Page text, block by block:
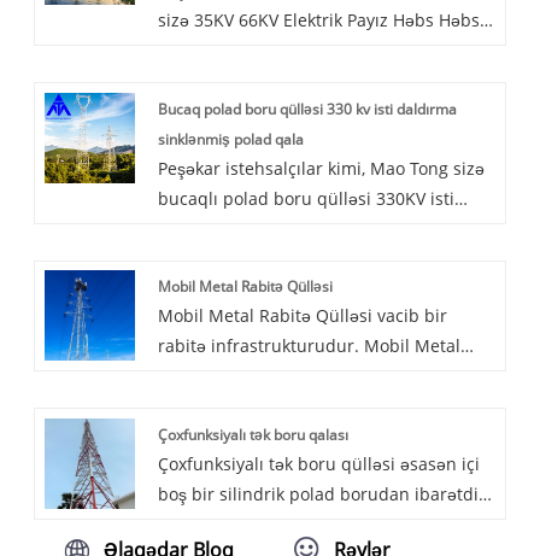
bir layihə dəyəri üçün qısa tikinti
sizə 35KV 66KV Elektrik Payız Həbs Həbs
vaxtında çatdırılma təklif edəcəyik.
Müştərilər seçməyi və dostlarını almağa
əmin ola bilərlər.
Bucaq polad boru qülləsi 330 kv isti daldırma
sinklənmiş polad qala
Peşəkar istehsalçılar kimi, Mao Tong sizə
bucaqlı polad boru qülləsi 330KV isti
və vaxtında çatdırılma təklif edəcəyik.
Mobil Metal Rabitə Qülləsi
Mobil Metal Rabitə Qülləsi vacib bir
rabitə infrastrukturudur. Mobil Metal
üçün antenlər və siqnal ötürücüləri kimi
telekommunikasiya avadanlıqlarını
dəstəkləmək üçün hazırlanmışdır.
Çoxfunksiyalı tək boru qalası
Çoxfunksiyalı tək boru qülləsi əsasən içi
boş bir silindrik polad borudan ibarətdir.
Əlaqədar Bloq Rəylər